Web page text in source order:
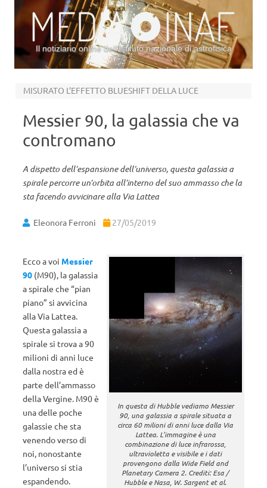
Il notiziario online dell’Istituto nazionale di astrofisica
MISURATO L’EFFETTO BLUESHIFT DELLA LUCE
Messier 90, la galassia che va
contromano
A dispetto dell’espansione dell’universo, questa galassia a
spirale percorre un’orbita all’interno del suo ammasso che la
sta facendo avvicinare alla Via Lattea
Eleonora Ferroni 27/05/2019
In questa di Hubble vediamo Messier
90, una galassia a spirale situata a
circa 60 milioni di anni luce dalla Via
Lattea. L’immagine è una
combinazione di luce infrarossa,
ultravioletta e visibile e i dati
provengono dalla Wide Field and
Planetary Camera 2. Crediti: Esa /
Hubble e Nasa, W. Sargent et al.
Ecco a voi Messier
90 (M90), la galassia
a spirale che “pian
piano” si avvicina
alla Via Lattea.
Questa galassia a
spirale si trova a 90
milioni di anni luce
dalla nostra ed è
parte dell’ammasso
della Vergine. M90 è
una delle poche
galassie che sta
venendo verso di
noi, nonostante
l’universo si stia
espandendo.